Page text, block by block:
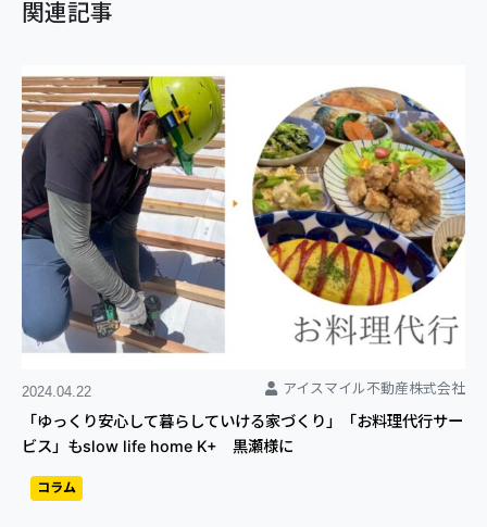
関連記事
2024.04.22 アイスマイル不動産株式会社
「ゆっくり安心して暮らしていける家づくり」「お料理代行サー
ビス」もslow life home K+ 黒瀬様に
コラム